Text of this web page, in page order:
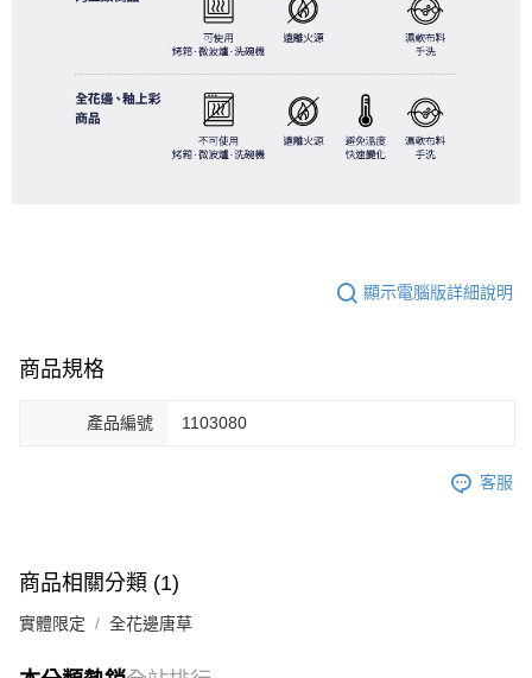
顯示電腦版詳細說明
商品規格
產品編號 1103080
客服
商品相關分類 (1)
實體限定 全花邊唐草